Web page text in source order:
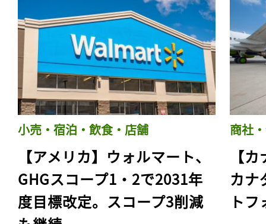
小売・宿泊・飲食・店舗
【アメリカ】ウォルマート、
GHGスコープ1・2で2031年
度目標改定。スコープ3削減
商社
【
カナ
ト